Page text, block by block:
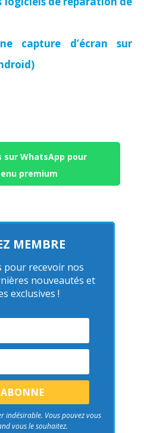
capture d’écran sur
sur WhatsApp pour
premium
MEMBRE
pour recevoir nos
nouveautés et
exclusives !
indésirable. Vous pouvez vous
vous le souhaitez.